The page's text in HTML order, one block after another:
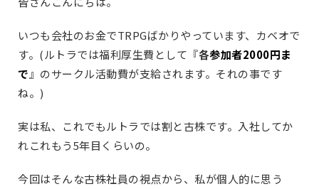
いつも会社のお金でTRPGばかりやっています、カベオで
す。(ルトラでは福利厚生費として『各参加者2000円ま
で 』のサークル活動費が支給されます。それの事です
ね。)
実は私、これでもルトラでは割と古株です。入社してか
れこれもう5年目くらいの。
今回はそんな古株社員の視点から、私が個人的に思う